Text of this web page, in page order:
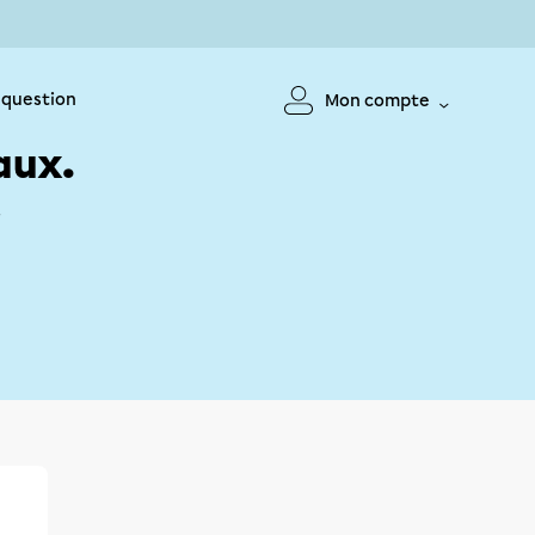
Mon compte